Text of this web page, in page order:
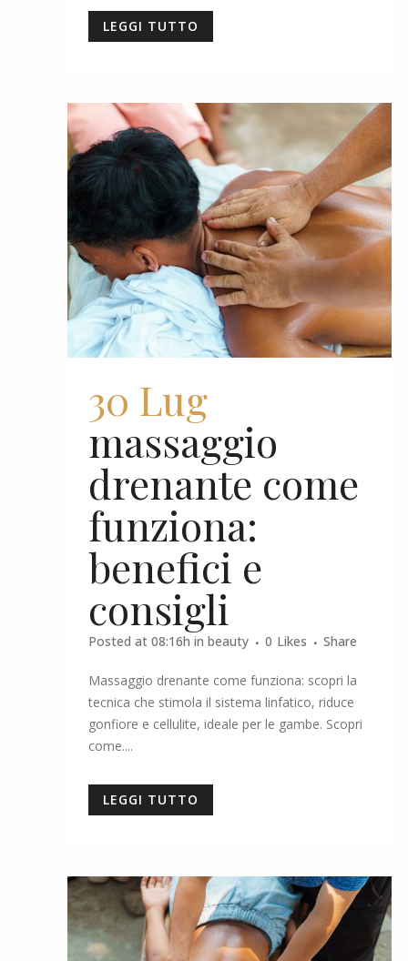
LEGGI TUTTO
30 Lug
massaggio
drenante come
funziona:
benefici e
consigli
Posted at 08:16h in beauty 0 Likes Share
Massaggio drenante come funziona: scopri la
tecnica che stimola il sistema linfatico, riduce
gonfiore e cellulite, ideale per le gambe. Scopri
come....
LEGGI TUTTO